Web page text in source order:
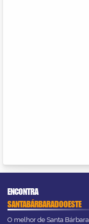
ENCONTRA
SANTABÁRBARADOOESTE
O melhor de Santa Bárbara